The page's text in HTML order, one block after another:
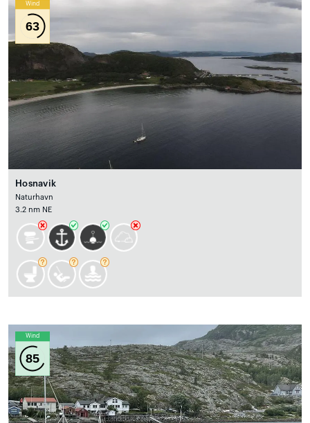
Wind
63
Hosnavik
Naturhavn
3.2 nm NE
Wind
85